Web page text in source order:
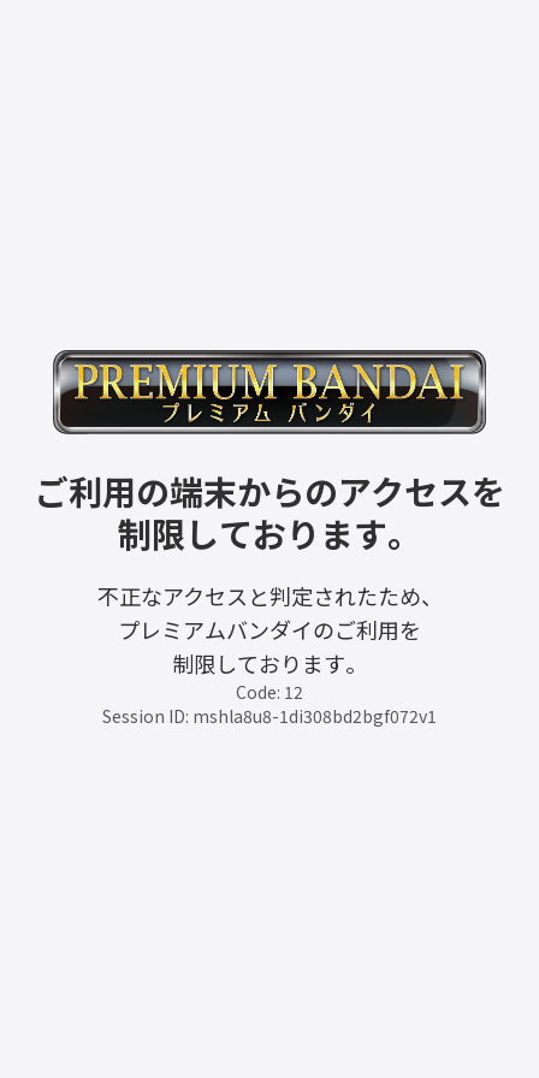
ご利用の端末からのアクセスを
制限しております。
不正なアクセスと判定されたため、
プレミアムバンダイのご利用を
制限しております。
Code: 12
Session ID: mshla8u8-1di308bd2bgf072v1